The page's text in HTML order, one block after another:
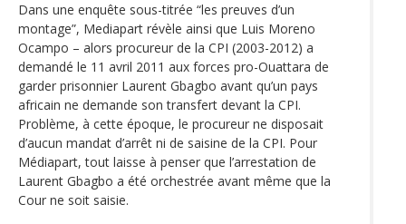
Dans une enquête sous-titrée “les preuves d’un
montage”, Mediapart révèle ainsi que Luis Moreno
Ocampo – alors procureur de la CPI (2003-2012) a
demandé le 11 avril 2011 aux forces pro-Ouattara de
garder prisonnier Laurent Gbagbo avant qu’un pays
africain ne demande son transfert devant la CPI.
Problème, à cette époque, le procureur ne disposait
d’aucun mandat d’arrêt ni de saisine de la CPI. Pour
Médiapart, tout laisse à penser que l’arrestation de
Laurent Gbagbo a été orchestrée avant même que la
Cour ne soit saisie.